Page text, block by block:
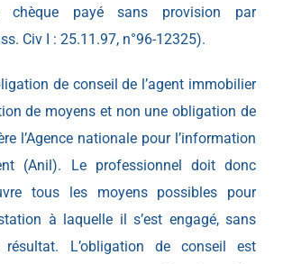
chèque payé sans provision par
Civ I : 25.11.97, n°96-12325).
de conseil de l’agent immobilier
de moyens et non une obligation de
l’Agence nationale pour l’information
(Anil). Le professionnel doit donc
tous les moyens possibles pour
à laquelle il s’est engagé, sans
L’obligation de conseil est